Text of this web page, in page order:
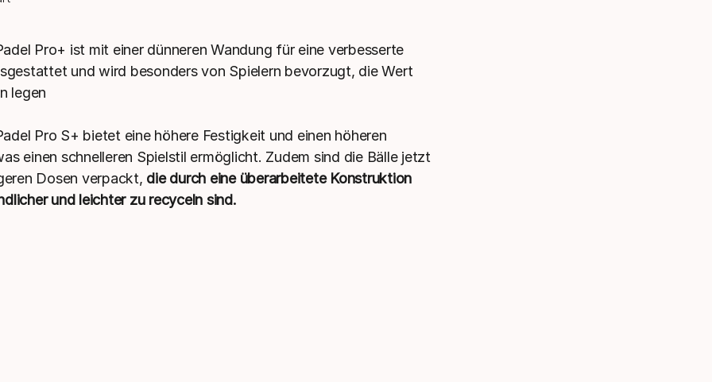
Pro+ ist mit einer dünneren Wandung für eine verbesserte
und wird besonders von Spielern bevorzugt, die Wert
legen
Pro S+ bietet eine höhere Festigkeit und einen höheren
einen schnelleren Spielstil ermöglicht. Zudem sind die Bälle jetzt
Dosen verpackt, die durch eine überarbeitete Konstruktion
und leichter zu recyceln sind.